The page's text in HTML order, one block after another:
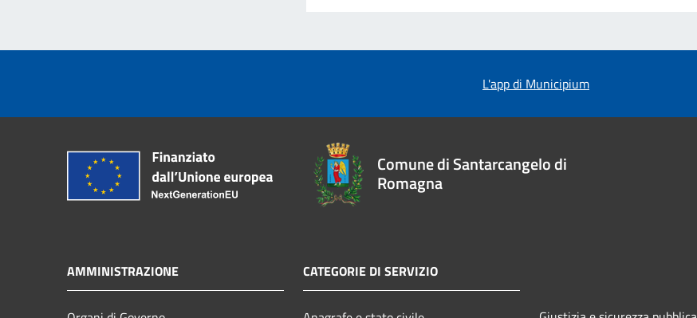
L'app di Municipium
Comune di Santarcangelo di
Romagna
AMMINISTRAZIONE CATEGORIE DI SERVIZIO